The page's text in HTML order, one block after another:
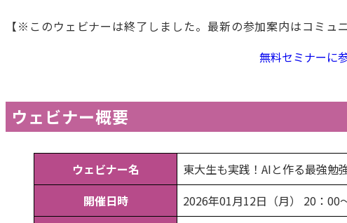
【※このウェビナーは終了しました。最新の参加案内はコミュ
無料セミナーに
ウェビナー概要
ウェビナー名
東大生も実践！AIと作る最強勉
開催日時
2026年01月12日（月） 20：00